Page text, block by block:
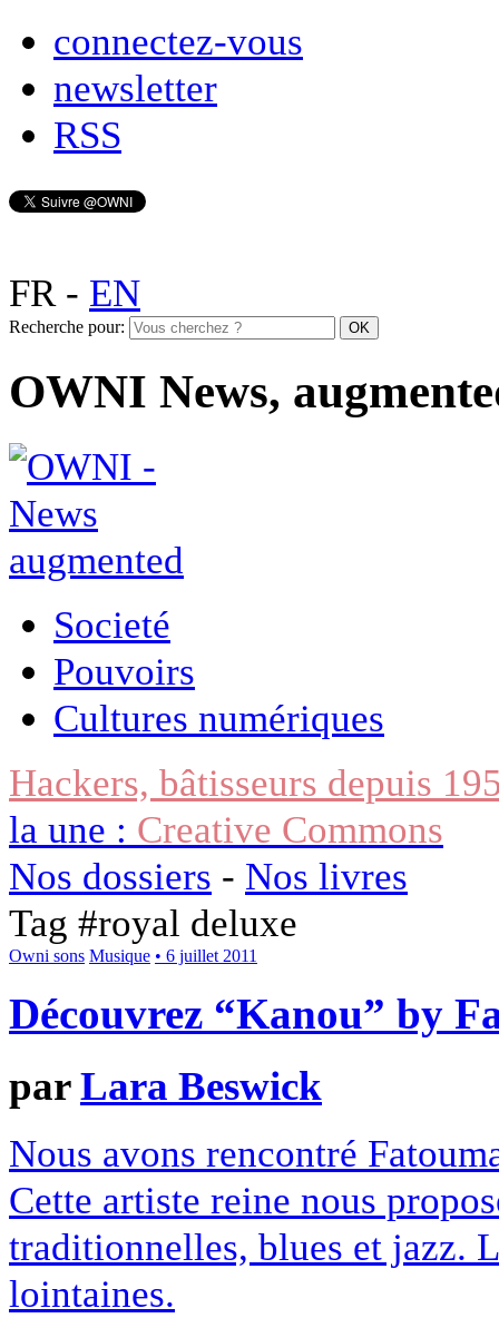
connectez-vous
newsletter
RSS
FR- EN
Recherche pour:
OWNI News,
Societé
Pouvoirs
Cultures numériques
Hackers, bâtisseurs depuis
la une : Creative Commons
Nos dossiers - Nos livres
Tag #royal deluxe
Owni sons Musique • 6 juillet 2011
Découvrez “Kanou” by
parLara Beswick
Nous avons rencontré
Cette artiste reine nous
traditionnelles, blues et jazz.
lointaines.